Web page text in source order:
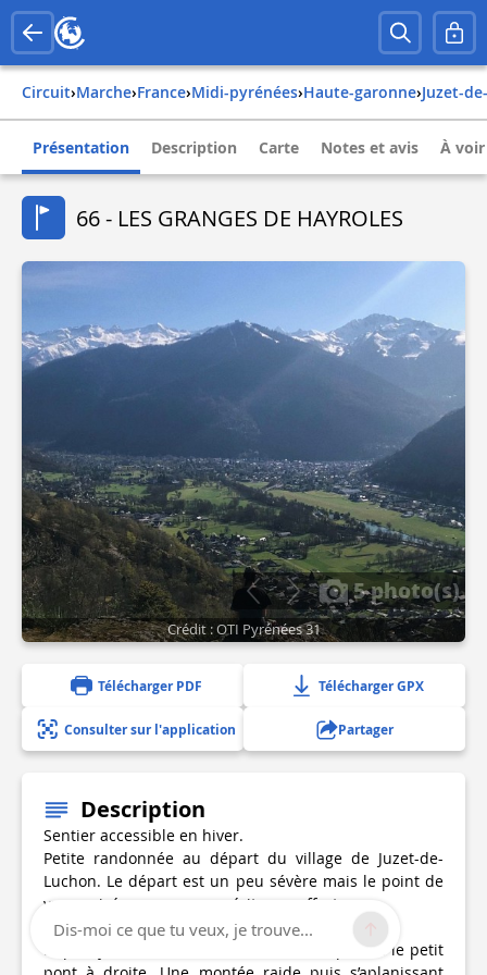
Circuit› Marche› france› midi-pyrénées› haute-garonne› juzet-
Présentation Description Carte Notes et avis À
66 - LES GRANGES DE HAYROLES
5 photo(s)
Crédit : OTI Pyrénées 31
Télécharger PDF Télécharger GPX
Consulter sur l'application Partager
Description
Sentier accessible en hiver.
Petite randonnée au départ du village de Juzet-de-
Luchon. Le départ est un peu sévère mais le point de
vue, arrivé aux granges mérite ces efforts.
Départ juste avant la cascade de Juzet, passez le petit
Dis-moi ce que tu veux, je trouve...